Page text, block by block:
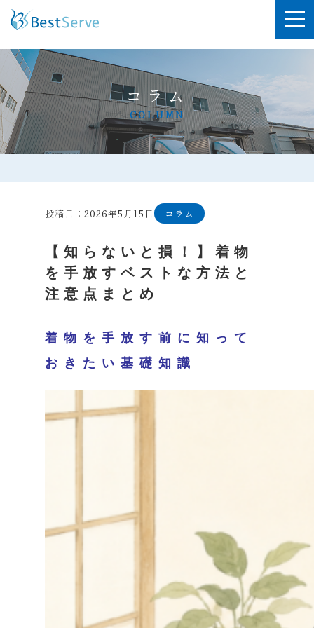
コラム
COLUMN
投稿日：2026年5月15日 コラム
【知らないと損！】着物
を手放すベストな方法と
注意点まとめ
着物を手放す前に知って
おきたい基礎知識